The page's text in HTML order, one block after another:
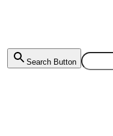
Search Button